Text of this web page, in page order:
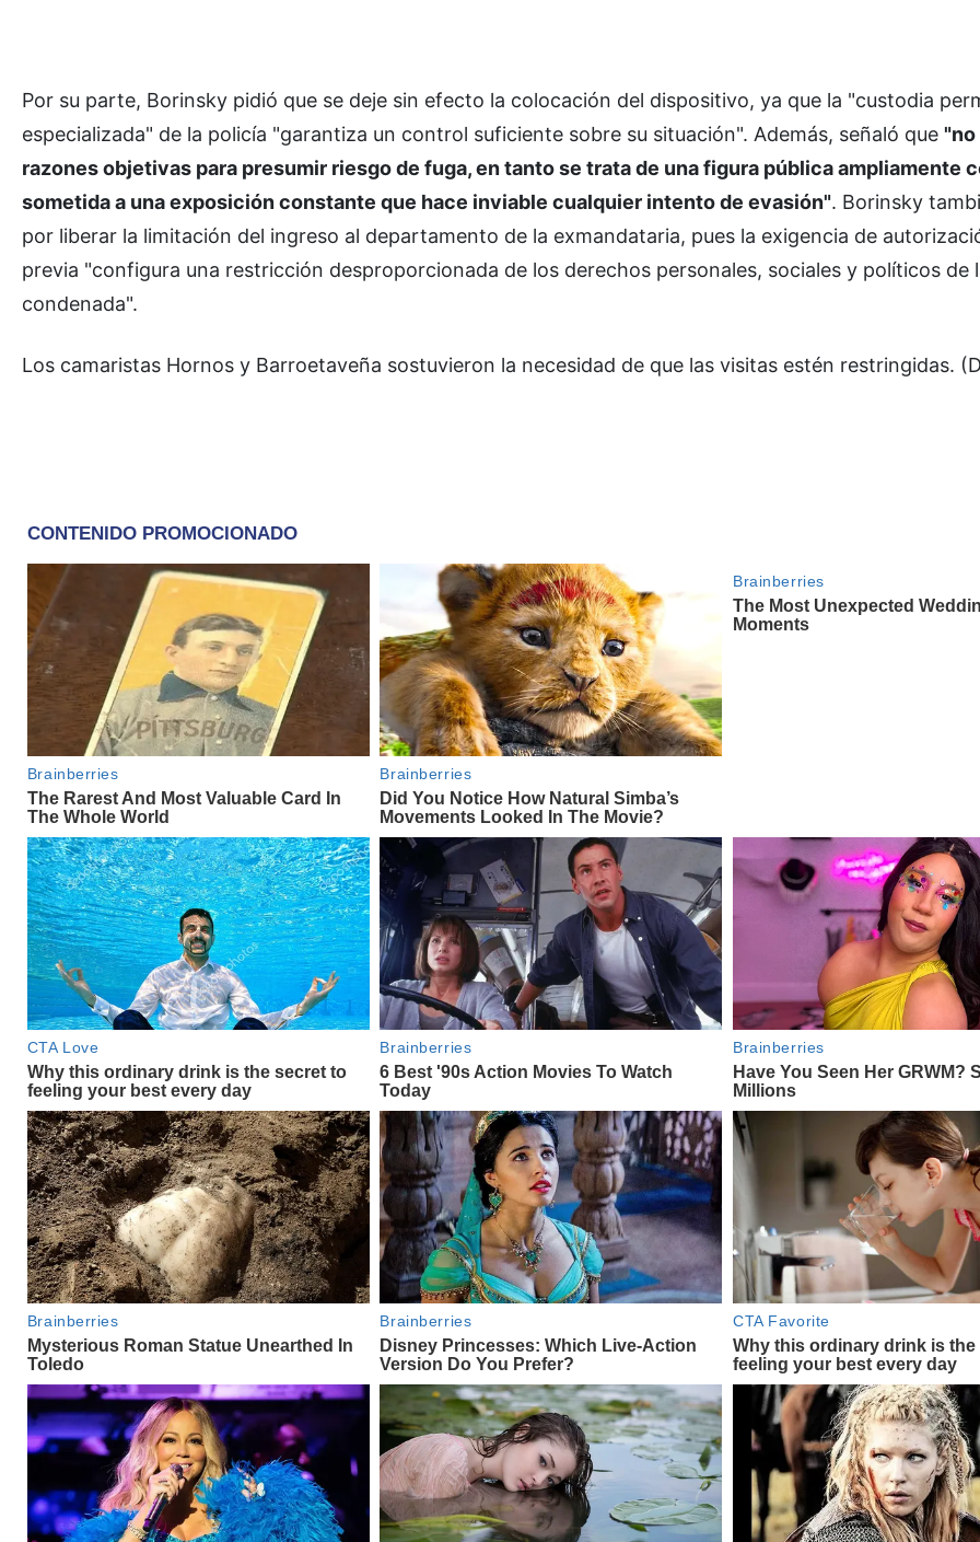
Por su parte, Borinsky pidió que se deje sin efecto la colocación del dispositivo, ya que la "custodia
especializada" de la policía "garantiza un control suficiente sobre su situación". Además, señaló que
razones objetivas para presumir riesgo de fuga, en tanto se trata de una figura pública ampliamente
sometida a una exposición constante que hace inviable cualquier intento de evasión". Borinsky
por liberar la limitación del ingreso al departamento de la exmandataria, pues la exigencia de
previa "configura una restricción desproporcionada de los derechos personales, sociales y políticos de
condenada".
Los camaristas Hornos y Barroetaveña sostuvieron la necesidad de que las visitas estén restringidas.